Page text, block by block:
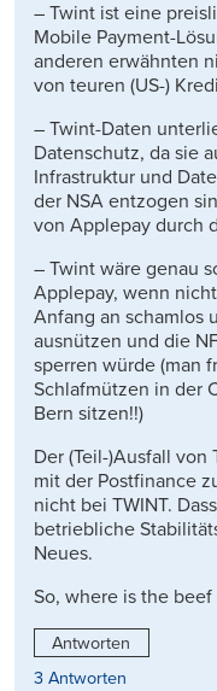
– Twint ist eine
Mobile Payment-
anderen erwähnten
von teuren (US-)
– Twint-Daten
Datenschutz, da sie
Infrastruktur und
der NSA entzogen
von Applepay durch
– Twint wäre genau
Applepay, wenn
Anfang an schamlos
ausnützen und die
sperren würde (man
Schlafmützen in der
Bern sitzen!!)
Der (Teil-)Ausfall
mit der Postfinance
nicht bei TWINT.
betriebliche
Neues.
So, where is the
Antworten
3 Antworten